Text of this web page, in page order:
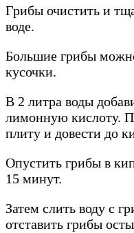
Грибы очистить и
воде.
Большие грибы
кусочки.
В 2 литра воды
лимонную кислоту.
плиту и довести до
Опустить грибы в
15 минут.
Затем слить воду с
отставить грибы